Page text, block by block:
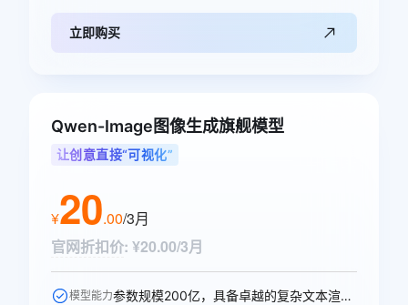
立即购买
Qwen-Image图像生成旗舰模型
让创意直接“可视化”
¥20.00/3月
官网折扣价: ¥20.00/3月
模型能力 参数规模200亿，具备卓越的复杂文本渲染能力。